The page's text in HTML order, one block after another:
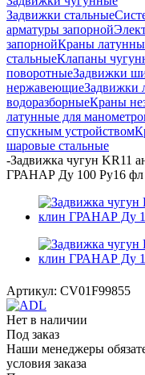
Задвижки стальные
арматуры запорной
запорнойКраны
стальныеКлапаны
поворотныеЗадвижки
нержавеющиеЗадвижки
водоразборныеКраны
латунные для
спускным устройством
шаровые стальные
-Задвижка чугун KR11
ГРАНАР Ду 100 Ру16 фл
Артикул: CV01F99855
Нет в наличии
Под заказ
Наши менеджеры
условия заказа